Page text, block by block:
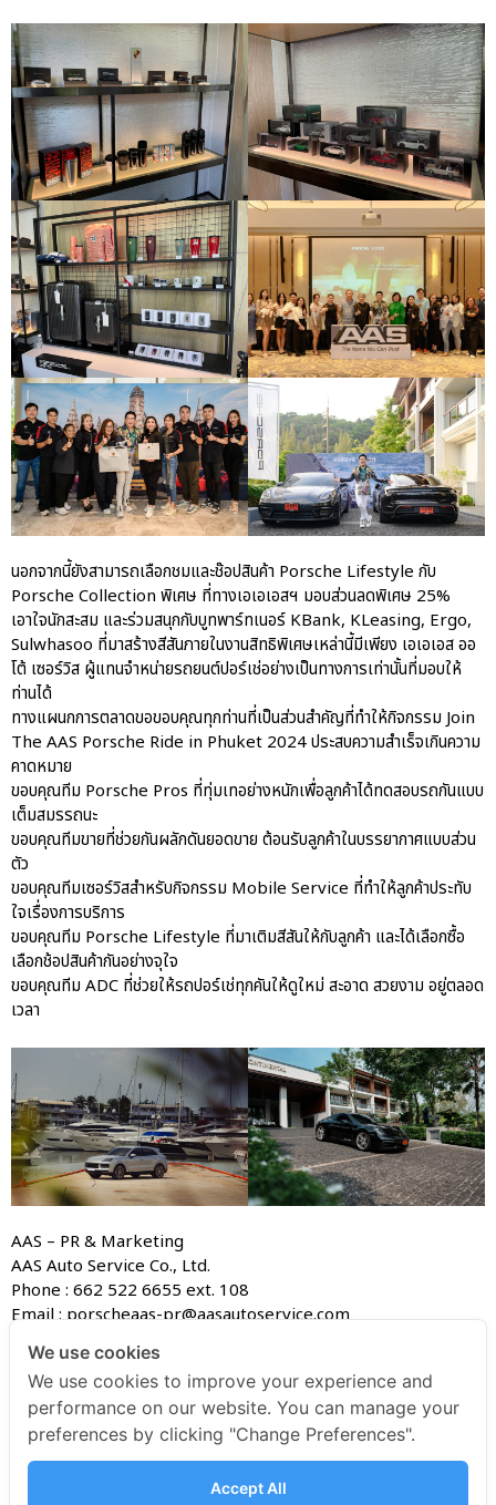
นอกจากนี้ยังสามารถเลือกชมและช๊อปสินค้า Porsche Lifestyle กับ
Porsche Collection พิเศษ ที่ทางเอเอเอสฯ มอบส่วนลดพิเศษ 25%
เอาใจนักสะสม และร่วมสนุกกับบูทพาร์ทเนอร์ KBank, KLeasing, Ergo,
Sulwhasoo ที่มาสร้างสีสันภายในงานสิทธิพิเศษเหล่านี้มีเพียง เอเอเอส ออ
โต้ เซอร์วิส ผู้แทนจำหน่ายรถยนต์ปอร์เช่อย่างเป็นทางการเท่านั้นที่มอบให้
ท่านได้
ทางแผนกการตลาดขอขอบคุณทุกท่านที่เป็นส่วนสำคัญที่ทำให้กิจกรรม Join
The AAS Porsche Ride in Phuket 2024 ประสบความสำเร็จเกินความ
คาดหมาย
ขอบคุณทีม Porsche Pros ที่ทุ่มเทอย่างหนักเพื่อลูกค้าได้ทดสอบรถกันแบบ
เต็มสมรรถนะ
ขอบคุณทีมขายที่ช่วยกันผลักดันยอดขาย ต้อนรับลูกค้าในบรรยากาศแบบส่วน
ตัว
ขอบคุณทีมเซอร์วิสสำหรับกิจกรรม Mobile Service ที่ทำให้ลูกค้าประทับ
ใจเรื่องการบริการ
ขอบคุณทีม Porsche Lifestyle ที่มาเติมสีสันให้กับลูกค้า และได้เลือกซื้อ
เลือกช้อปสินค้ากันอย่างจุใจ
ขอบคุณทีม ADC ที่ช่วยให้รถปอร์เช่ทุกคันให้ดูใหม่ สะอาด สวยงาม อยู่ตลอด
เวลา
AAS – PR & Marketing
AAS Auto Service Co., Ltd.
Phone : 662 522 6655 ext. 108
Email : porscheaas-pr@aasautoservice.com
AAS Porsche
AAS Porsche May 17, 2024 9:45 am
We use cookies
We use cookies to improve your experience and
performance on our website. You can manage your
preferences by clicking "Change Preferences".
Accept All